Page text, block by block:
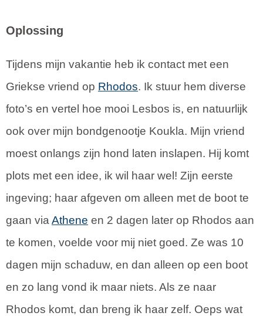
Oplossing
Tijdens mijn vakantie heb ik contact met een
Griekse vriend op Rhodos. Ik stuur hem diverse
foto’s en vertel hoe mooi Lesbos is, en natuurlijk
ook over mijn bondgenootje Koukla. Mijn vriend
moest onlangs zijn hond laten inslapen. Hij komt
plots met een idee, ik wil haar wel! Zijn eerste
ingeving; haar afgeven om alleen met de boot te
gaan via Athene en 2 dagen later op Rhodos aan
te komen, voelde voor mij niet goed. Ze was 10
dagen mijn schaduw, en dan alleen op een boot
en zo lang vond ik maar niets. Als ze naar
Rhodos komt, dan breng ik haar zelf. Oeps wat